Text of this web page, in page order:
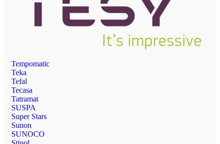
Tempomatic
Teka
Tefal
Tecasa
Tatramat
SUSPA
Super Stars
Sunon
SUNOCO